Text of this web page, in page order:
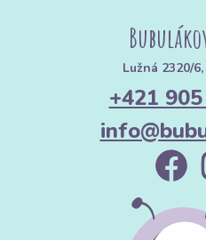
Lužná 2320/
+421